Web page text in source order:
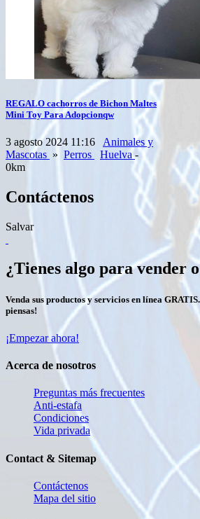
REGALO cachorros de Bichon Maltes
Mini Toy Para Adopcionqw
3 agosto 2024 11:16
Animales y
Mascotas » Perros Huelva-
0km
Contáctenos
Salvar
¿Tienes algo para vender
Venda sus productos y servicios en línea
piensas!
¡Empezar ahora!
Acerca de nosotros
Preguntas más frecuentes
Anti-estafa
Condiciones
Vida privada
Contact & Sitemap
Contáctenos
Mapa del sitio